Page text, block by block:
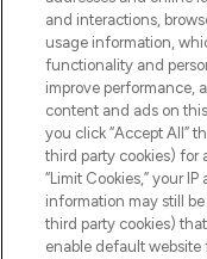
Do Not
and interactions,
usage information,
functionality and
improve performance,
content and ads on
you click “Accept All”
third party cookies) for
“Limit Cookies,” your
information may still
third party cookies)
enable default